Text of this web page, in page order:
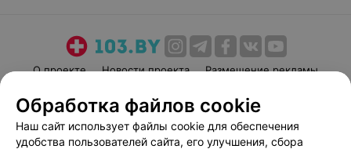
О проекте Новости проекта
Размещение рекламы
Пользовательское соглашение
Способы оплаты
Вакансии
Партнеры
Обработка файлов cookie
Наш сайт использует файлы cookie для обеспечения
удобства пользователей сайта, его улучшения, сбора